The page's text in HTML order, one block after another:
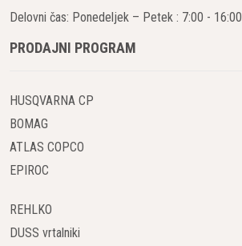
Delovni čas: Ponedeljek – Petek : 7:00 - 16:00
PRODAJNI PROGRAM
HUSQVARNA CP
BOMAG
ATLAS COPCO
EPIROC
REHLKO
DUSS vrtalniki